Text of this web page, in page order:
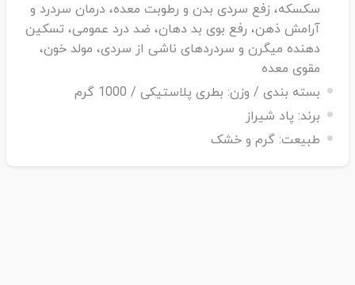
شوید...سکسکه، زفع سردی بدن و رطوبت معده، درمان سردرد و
آرامش ذهن، رفع بوی بد دهان، ضد درد عمومی، تسکین
دهنده میگرن و سردردهای ناشی از سردی، مولد خون،
مقوی معده
بسته بندی / وزن: بطری پلاستیکی / 1000 گرم
برند: پاد شیراز
طبیعت: گرم و خشک